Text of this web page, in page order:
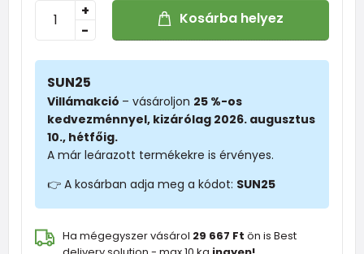
-
+ Kosárba helyez
SUN25
Villámakció – vásároljon 25 %-os
kedvezménnyel, kizárólag 2026. augusztus
10., hétfőig.
A már leárazott termékekre is érvényes.
👉 A kosárban adja meg a kódot: SUN25
Ha mégegyszer vásárol 29 667 Ft ön is Best